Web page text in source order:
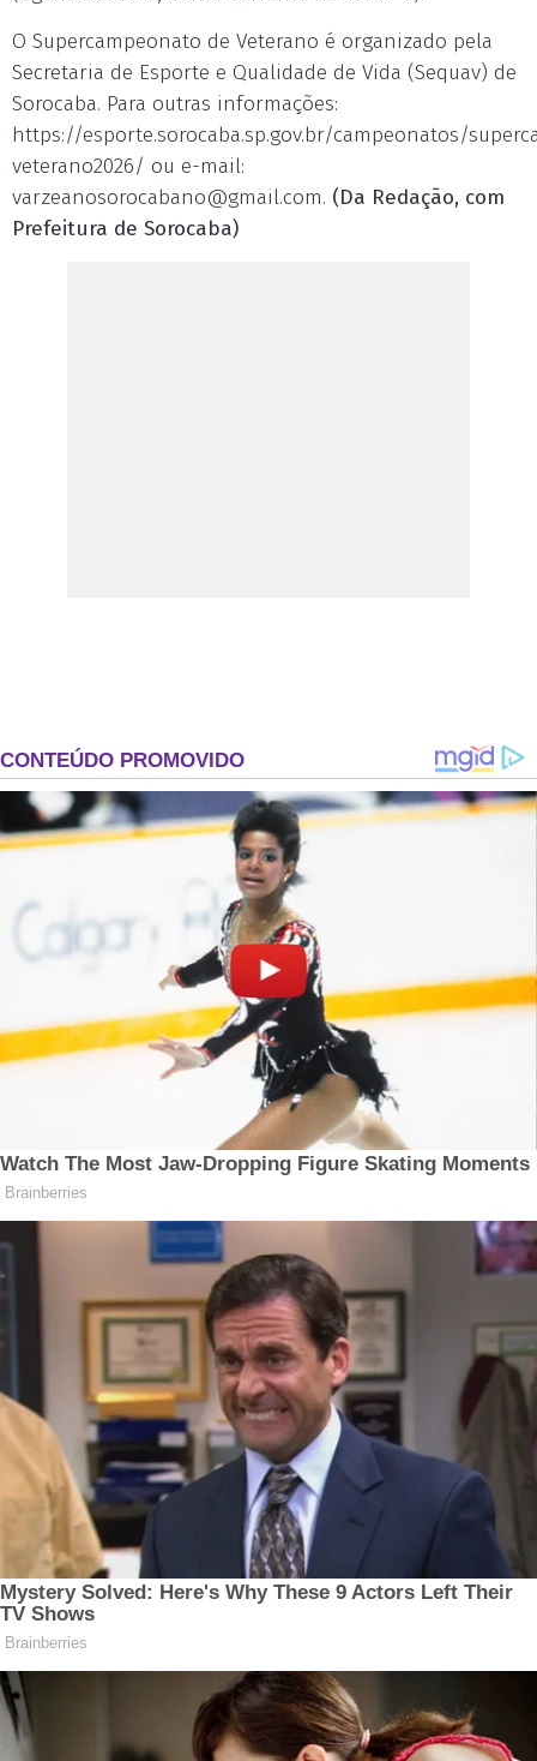
O Supercampeonato de Veterano é organizado pela
Secretaria de Esporte e Qualidade de Vida (Sequav) de
Sorocaba. Para outras informações:
https://esporte.sorocaba.sp.gov.br/campeonatos/
veterano2026/ ou e-mail:
varzeanosorocabano@gmail.com. (Da Redação, com
Prefeitura de Sorocaba)